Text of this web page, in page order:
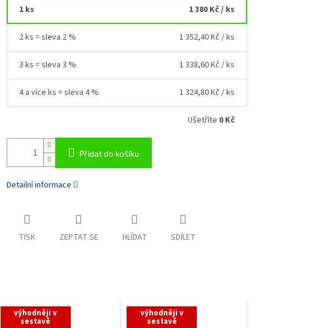
1 ks 1 380 Kč/ ks
2 ks = sleva 2 % 1 352,40 Kč / ks
3 ks = sleva 3 % 1 338,60 Kč / ks
4 a více ks = sleva 4 % 1 324,80 Kč / ks
Ušetříte 0 Kč
Přidat do košíku
Detailní informace
TISK ZEPTAT SE HLÍDAT SDÍLET
výhodněji v
sestavě
výhodněji v
sestavě